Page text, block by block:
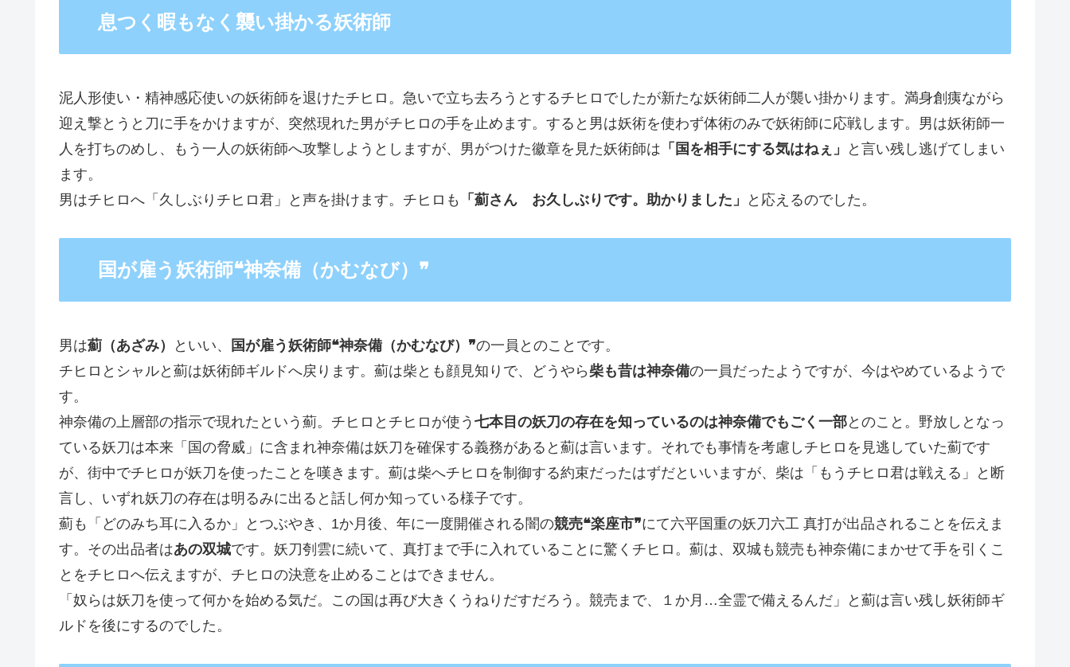
息つく暇もなく襲い掛かる妖術師
泥人形使い・精神感応使いの妖術師を退けたチヒロ。急いで立ち去ろうとするチヒロでしたが新たな妖術師二人が襲い掛かります。満身創痍ながら
迎え撃とうと刀に手をかけますが、突然現れた男がチヒロの手を止めます。すると男は妖術を使わず体術のみで妖術師に応戦します。男は妖術師一
人を打ちのめし、もう一人の妖術師へ攻撃しようとしますが、男がつけた徽章を見た妖術師は 「国を相手にする気はねぇ」
と言い残し逃げてしまい
ます。
男はチヒロへ「久しぶりチヒロ君」と声を掛けます。チヒロも
「薊さん お久しぶりです。助かりました」 と応えるのでした。
国が雇う妖術師❝神奈備（かむなび）❞
男は薊（あざみ） といい、 国が雇う妖術師❝神奈備（かむなび）❞の一員とのことです。
チヒロとシャルと薊は妖術師ギルドへ戻ります。薊は柴とも顔見知りで、どうやら 柴も昔は神奈備の一員だったようですが、今はやめているようで
す。
神奈備の上層部の指示で現れたという薊。チヒロとチヒロが使う 七本目の妖刀の存在を知っているのは神奈備でもごく一部とのこと。野放しとなっ
ている妖刀は本来「国の脅威」に含まれ神奈備は妖刀を確保する義務があると薊は言います。それでも事情を考慮しチヒロを見逃していた薊です
が、街中でチヒロが妖刀を使ったことを嘆きます。薊は柴へチヒロを制御する約束だったはずだといいますが、柴は「もうチヒロ君は戦える」と断
言し、いずれ妖刀の存在は明るみに出ると話し何か知っている様子です。
薊も「どのみち耳に入るか」とつぶやき、1か月後、年に一度開催される闇の競売❝楽座市❞にて六平国重の妖刀六工 真打が出品されることを伝えま
す。その出品者はあの双城です。妖刀刳雲に続いて、真打まで手に入れていることに驚くチヒロ。薊は、双城も競売も神奈備にまかせて手を引くこ
とをチヒロへ伝えますが、チヒロの決意を止めることはできません。
「奴らは妖刀を使って何かを始める気だ。この国は再び大きくうねりだすだろう。競売まで、１か月…全霊で備えるんだ」と薊は言い残し妖術師ギ
ルドを後にするのでした。